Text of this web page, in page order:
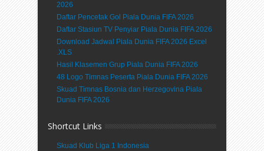
2026
Daftar Pencetak Gol Piala Dunia FIFA 2026
Daftar Stasiun TV Penyiar Piala Dunia FIFA 2026
Download Jadwal Piala Dunia FIFA 2026 Excel
.XLS
Hasil Klasemen Grup Piala Dunia FIFA 2026
48 Logo Timnas Peserta Piala Dunia FIFA 2026
Skuad Timnas Bosnia dan Herzegovina Piala
Dunia FIFA 2026
Shortcut Links
Skuad Klub Liga 1 Indonesia